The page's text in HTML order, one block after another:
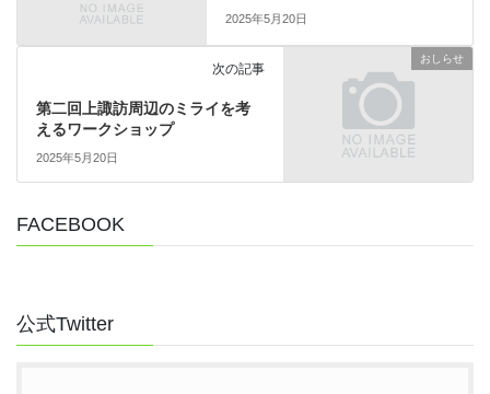
2025年5月20日
おしらせ
次の記事
第二回上諏訪周辺のミライを考
えるワークショップ
2025年5月20日
FACEBOOK
公式Twitter